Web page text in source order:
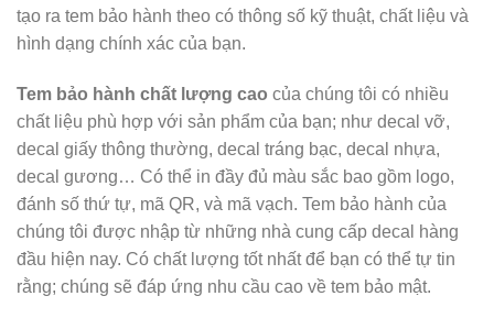
tạo ra tem bảo hành theo có thông số kỹ thuật, chất liệu và
hình dạng chính xác của bạn.
Tem bảo hành chất lượng cao của chúng tôi có nhiều
chất liệu phù hợp với sản phẩm của bạn; như decal vỡ,
decal giấy thông thường, decal tráng bạc, decal nhựa,
decal gương… Có thể in đầy đủ màu sắc bao gồm logo,
đánh số thứ tự, mã QR, và mã vạch. Tem bảo hành của
chúng tôi được nhập từ những nhà cung cấp decal hàng
đầu hiện nay. Có chất lượng tốt nhất để bạn có thể tự tin
rằng; chúng sẽ đáp ứng nhu cầu cao về tem bảo mật.